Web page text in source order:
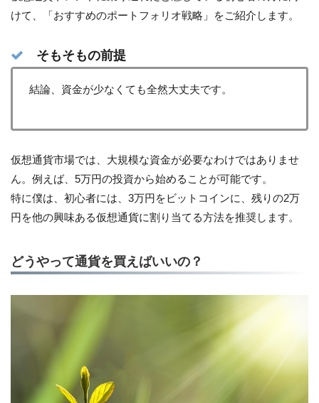
けて、「おすすめのポートフォリオ戦略」をご紹介します。
そもそもの前提
結論、資金が少なくても全然大丈夫です。
仮想通貨市場では、大規模な資金が必要なわけではありませ
ん。例えば、5万円の投資から始めることが可能です。
特に僕は、初心者には、3万円をビットコインに、残りの2万
円を他の興味ある仮想通貨に割り当てる方法を推奨します。
どうやって通貨を買えばいいの？